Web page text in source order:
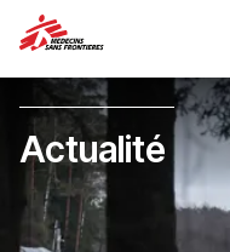
Actualité